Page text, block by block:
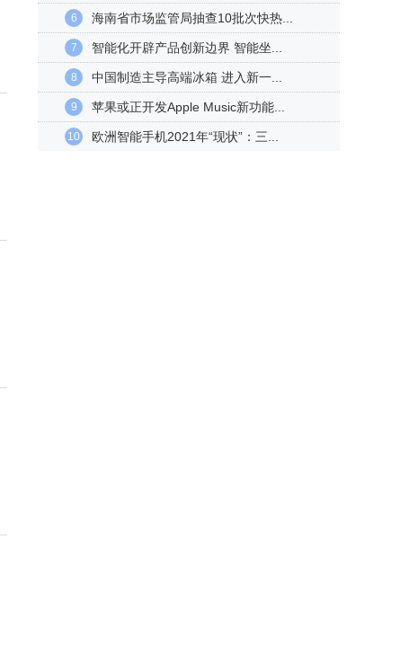
6 海南省市场监管局抽查10批次快热...
7 智能化开辟产品创新边界 智能坐...
8 中国制造主导高端冰箱 进入新一...
9 苹果或正开发Apple Music新功能...
10 欧洲智能手机2021年“现状”：三...